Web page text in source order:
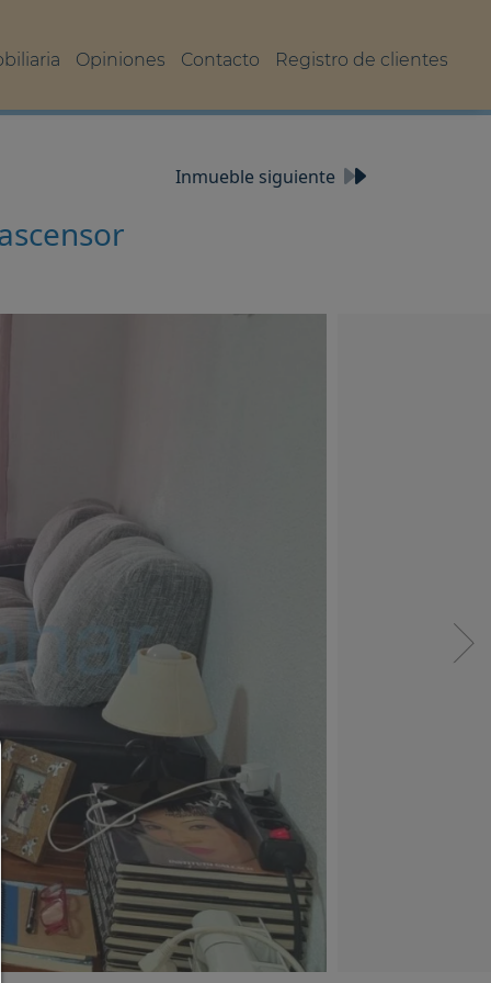
Opiniones Contacto Registro de clientes
Inmueble siguiente
Administradores de consentimiento
AYUDA
Para continuar,debe hacer una selección de
continuación encontrará una explicación de las
opciones y su significado.
permitir todo: